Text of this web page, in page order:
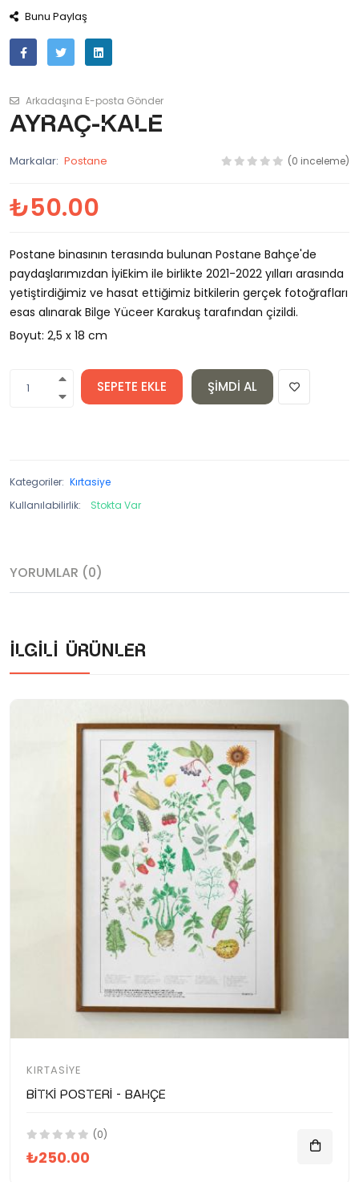
Bunu Paylaş
Arkadaşına E-posta Gönder
Ayraç-Kale
Markalar: Postane (0 inceleme)
₺50.00
Postane binasının terasında bulunan Postane Bahçe'de
paydaşlarımızdan İyiEkim ile birlikte 2021-2022 yılları arasında
yetiştirdiğimiz ve hasat ettiğimiz bitkilerin gerçek fotoğrafları
esas alınarak Bilge Yüceer Karakuş tarafından çizildi.
Boyut: 2,5 x 18 cm
SEPETE EKLE ŞIMDI AL
Kategoriler: Kırtasiye
Kullanılabilirlik:
Stokta Var
YORUMLAR (0)
İlgili ürünler
KIRTASIYE
Bitki Posteri - Bahçe
(0)
₺250.00